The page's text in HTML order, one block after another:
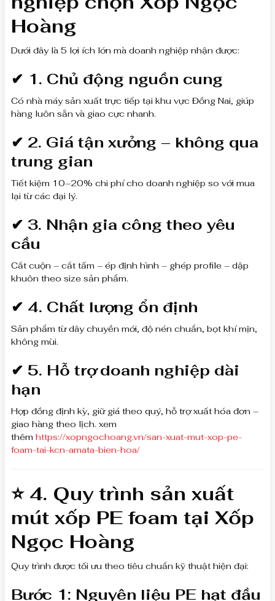
Hoàng
Dưới đây là 5 lợi ích lớn mà doanh nghiệp nhận được:
✔ 1. Chủ động nguồn cung
Có nhà máy sản xuất trực tiếp tại khu vực Đồng Nai, giúp
hàng luôn sẵn và giao cực nhanh.
✔ 2. Giá tận xưởng – không qua
trung gian
Tiết kiệm 10–20% chi phí cho doanh nghiệp so với mua
lại từ các đại lý.
✔ 3. Nhận gia công theo yêu
cầu
Cắt cuộn – cắt tấm – ép định hình – ghép profile – dập
khuôn theo size sản phẩm.
✔ 4. Chất lượng ổn định
Sản phẩm từ dây chuyền mới, độ nén chuẩn, bọt khí mịn,
không mùi.
✔ 5. Hỗ trợ doanh nghiệp dài
hạn
Hợp đồng định kỳ, giữ giá theo quý, hỗ trợ xuất hóa đơn –
giao hàng theo lịch. xem
thêm https://xopngochoang.vn/san-xuat-mut-xop-pe-
foam-tai-kcn-amata-bien-hoa/
⭐ 4. Quy trình sản xuất
mút xốp PE foam tại Xốp
Ngọc Hoàng
Quy trình được tối ưu theo tiêu chuẩn kỹ thuật hiện đại:
Bước 1: Nguyên liệu PE hạt đầu